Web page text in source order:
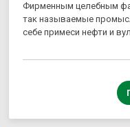
Фирменным целебным
так называемые
себе примеси нефти и